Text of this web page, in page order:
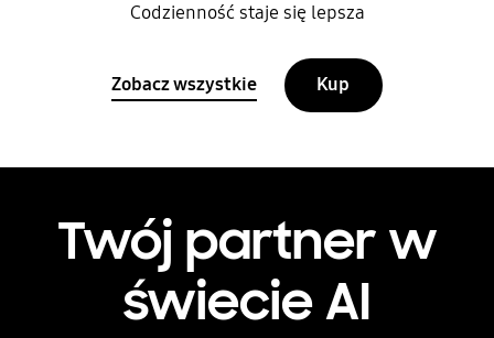
Codzienność staje się lepsza
Zobacz wszystkie Kup
Twój partner w
świecie AI